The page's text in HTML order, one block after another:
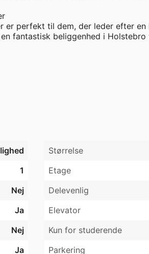
er perfekt til dem, der leder efter
fantastisk beliggenhed i
kg eller under 40 cm i højden (med
i RKI.
taget af/fra den pågældende bolig,
Størrelse
1 Etage
Nej Delevenlig
Ja Elevator
Nej Kun for studerende
Ja Parkering